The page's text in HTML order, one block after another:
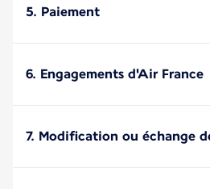
5. Paiement
6. Engagements d'Air France
7. Modification ou échange